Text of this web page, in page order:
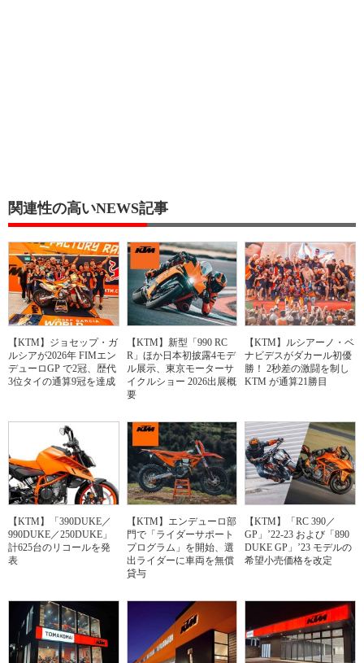
関連性の高いNEWS記事
【KTM】ジョセップ・ガ
ルシアが2026年 FIMエン
デューロGP で2冠、歴代
3位タイの通算9冠を達成
【KTM】新型「990 RC
R」ほか日本初披露4モデ
ル展示、東京モーターサ
イクルショー 2026出展概
要
【KTM】ルシアーノ・ベ
ナビデスがダカール初優
勝！ 2秒差の激闘を制し
KTM が通算21勝目
【KTM】「390DUKE／
990DUKE／250DUKE」
計625台のリコールを発
表
【KTM】エンデューロ部
門で「ライダーサポート
プログラム」を開始、選
出ライダーに車両を無償
貸与
【KTM】「RC 390／
GP」’22-23 および「890
DUKE GP」’23 モデルの
希望小売価格を改定